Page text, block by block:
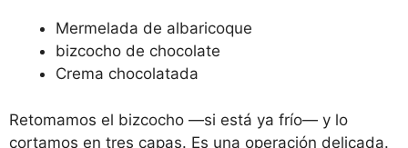
Mermelada de albaricoque
bizcocho de chocolate
Crema chocolatada
Retomamos el bizcocho —si está ya frío— y lo
cortamos en tres capas. Es una operación delicada.